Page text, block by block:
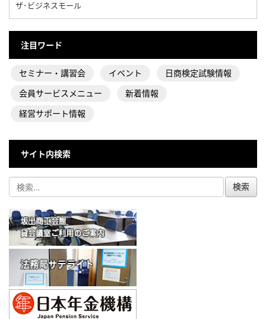
ザ･ビジネスモール
注目ワード
セミナー・講習会 イベント
日商検定試験情報
会員サービスメニュー
新着情報
経営サポート情報
サイト内検索